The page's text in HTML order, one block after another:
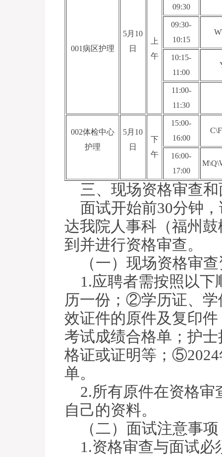
001病区护理
5月10
日
上
午
09:30
09:30-
10:15
10:15-
11:00
11:00-
11:30
002体检中心
护理
5月10
日
下
午
15:00-
16:00
16:00-
17:00
三、现场资格审查
面试开始前30分钟
达我院人事科（福州
到并进行资格审查。
（一）现场资格审
1.应聘者需按照以
历一份；②学历证、
效证件的原件及复印
考试成绩合格单；护
格证或证明等；
单。
2.所有原件在资格
自己的资料。
（二）面试注意事项
1.资格审查与面试